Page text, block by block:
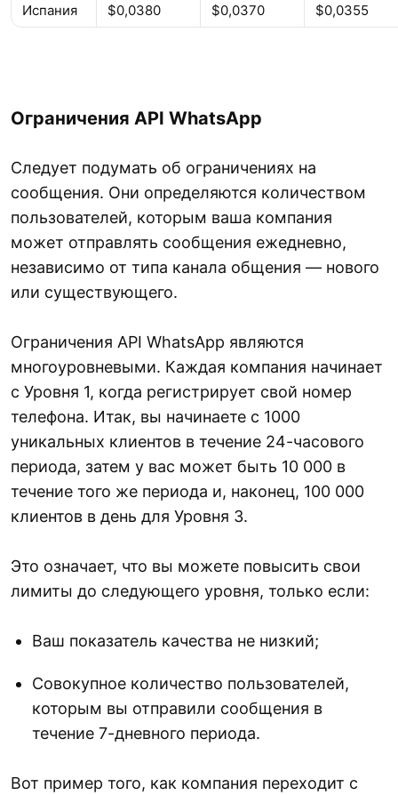
Испания
$0,0380 $0,0370 $0,0355
Ограничения API WhatsApp
Следует подумать об ограничениях на
сообщения. Они определяются количеством
пользователей, которым ваша компания
может отправлять сообщения ежедневно,
независимо от типа канала общения — нового
или существующего.
Ограничения API WhatsApp являются
многоуровневыми. Каждая компания начинает
с Уровня 1, когда регистрирует свой номер
телефона. Итак, вы начинаете с 1000
уникальных клиентов в течение 24-часового
периода, затем у вас может быть 10 000 в
течение того же периода и, наконец, 100 000
клиентов в день для Уровня 3.
Это означает, что вы можете повысить свои
лимиты до следующего уровня, только если:
Ваш показатель качества не низкий;
Совокупное количество пользователей,
которым вы отправили сообщения в
течение 7-дневного периода.
Вот пример того, как компания переходит с